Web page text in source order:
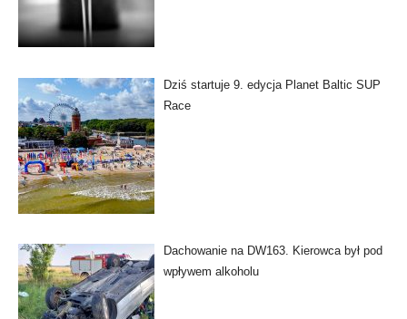
Dziś startuje 9. edycja Planet Baltic SUP
Race
Dachowanie na DW163. Kierowca był pod
wpływem alkoholu